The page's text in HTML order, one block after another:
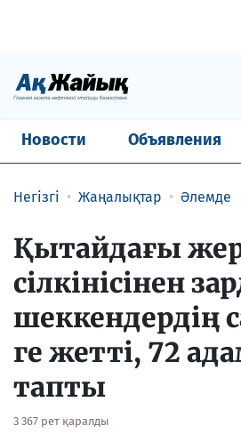
Новости Объявления
Негізгі Жаңалықтар Әлемде
Қытайдағы
сілкінісінен
шеккендердің
ге жетті, 72
тапты
3 367 рет қаралды